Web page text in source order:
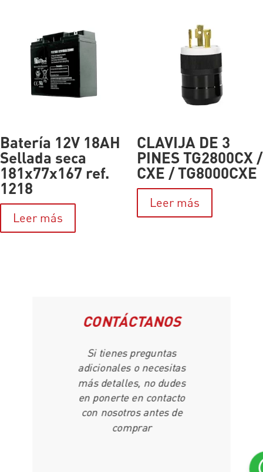
Batería 12V 18AH
Sellada seca
181x77x167 ref.
1218
Leer más
CLAVIJA DE 3
PINES TG2800CX /
CXE / TG8000CXE
Leer más
CONTÁCTANOS
Si tienes preguntas
adicionales o necesitas
más detalles, no dudes
en ponerte en contacto
con nosotros antes de
comprar